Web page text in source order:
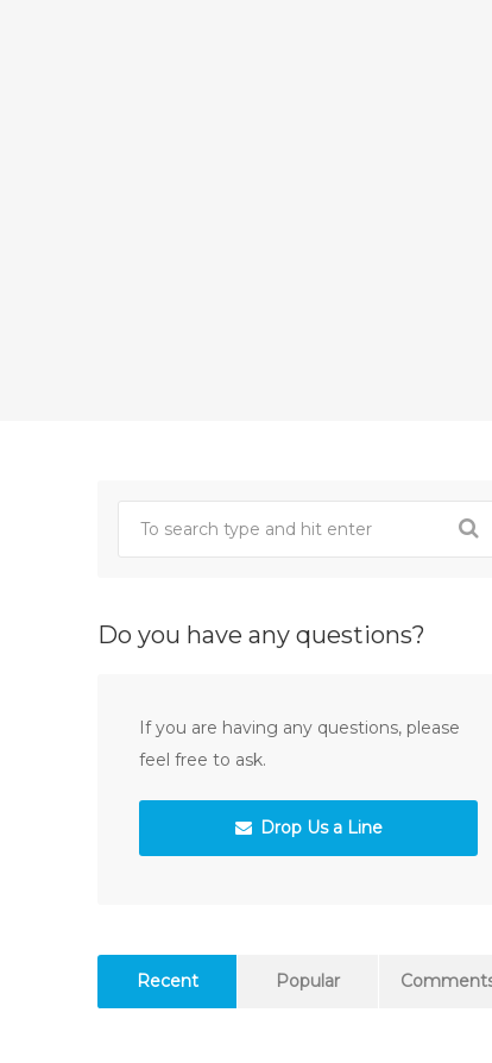
Do you have any questions?
If you are having any questions, please
feel free to ask.
Drop Us a Line
Recent Popular